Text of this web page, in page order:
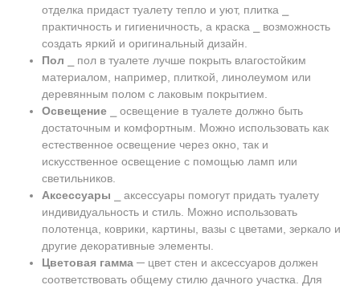
отделка придаст туалету тепло и уют, плитка ⎯
практичность и гигиеничность, а краска ⎯ возможность
создать яркий и оригинальный дизайн.
Пол ⎯ пол в туалете лучше покрыть влагостойким
материалом, например, плиткой, линолеумом или
деревянным полом с лаковым покрытием.
Освещение ⎯ освещение в туалете должно быть
достаточным и комфортным. Можно использовать как
естественное освещение через окно, так и
искусственное освещение с помощью ламп или
светильников.
Аксессуары ⎯ аксессуары помогут придать туалету
индивидуальность и стиль. Можно использовать
полотенца, коврики, картины, вазы с цветами, зеркало и
другие декоративные элементы.
Цветовая гамма ─ цвет стен и аксессуаров должен
соответствовать общему стилю дачного участка. Для